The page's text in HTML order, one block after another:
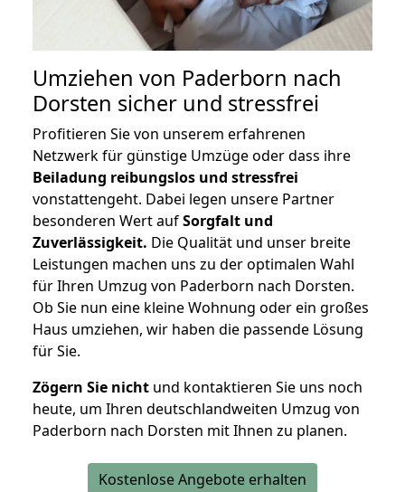
Umziehen von Paderborn nach
Dorsten sicher und stressfrei
Profitieren Sie von unserem erfahrenen
Netzwerk für günstige Umzüge oder dass ihre
Beiladung reibungslos und stressfrei
vonstattengeht. Dabei legen unsere Partner
besonderen Wert aufSorgfalt und
Zuverlässigkeit. Die Qualität und unser breite
Leistungen machen uns zu der optimalen Wahl
für Ihren Umzug von Paderborn nach Dorsten.
Ob Sie nun eine kleine Wohnung oder ein großes
Haus umziehen, wir haben die passende Lösung
für Sie.
Zögern Sie nicht und kontaktieren Sie uns noch
heute, um Ihren deutschlandweiten Umzug von
Paderborn nach Dorsten mit Ihnen zu planen.
Kostenlose Angebote erhalten